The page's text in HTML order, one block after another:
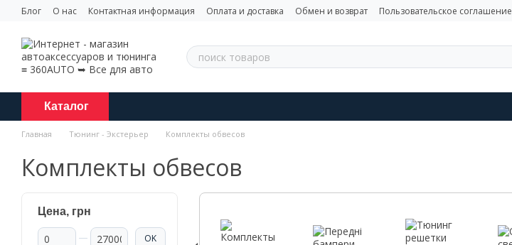
Перейти к основному контенту
Блог О нас Контактная информация Оплата и доставка Обмен и возврат Пользовательское соглашение
Каталог
Главная Тюнинг - Экстерьер Комплекты обвесов
Комплекты обвесов
Цена, грн
От Цена, грн
До Цена, грн OK